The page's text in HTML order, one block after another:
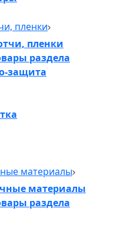
пленки
пленки
раздела
защита
материалы
материалы
раздела